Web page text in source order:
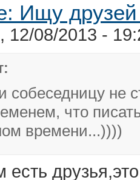
Ищу
12/08/2013 -
собеседницу не
что
времени...))))
есть